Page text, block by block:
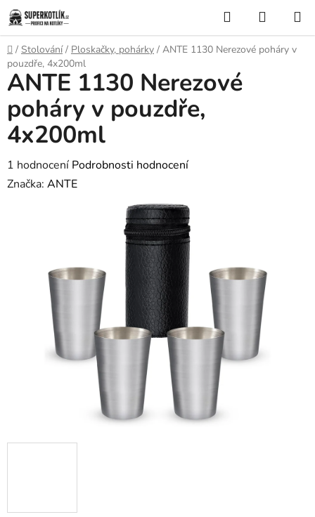
Přejít
na
obsah
Hledat
KOŠÍK
Domů
/ Stolování / Ploskačky, pohárky / ANTE 1130 Nerezové poháry v
pouzdře, 4x200ml
ANTE 1130 Nerezové
poháry v pouzdře,
4x200ml
Průměrné
hodnocení
hvězdiček.
1 hodnocení Podrobnosti hodnocení
Značka: ANTE